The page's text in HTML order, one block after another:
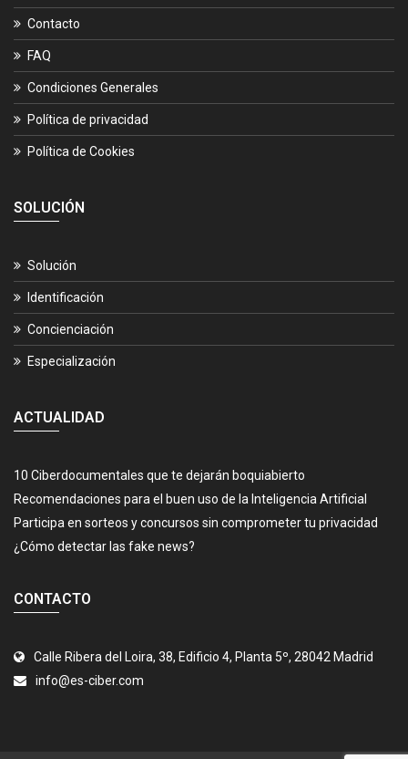
Contacto
FAQ
Condiciones Generales
Política de privacidad
Política de Cookies
SOLUCIÓN
Solución
Identificación
Concienciación
Especialización
ACTUALIDAD
10 Ciberdocumentales que te dejarán boquiabierto
Recomendaciones para el buen uso de la Inteligencia Artificial
Participa en sorteos y concursos sin comprometer tu privacidad
¿Cómo detectar las fake news?
CONTACTO
Calle Ribera del Loira, 38, Edificio 4, Planta 5º, 28042 Madrid
info@es-ciber.com